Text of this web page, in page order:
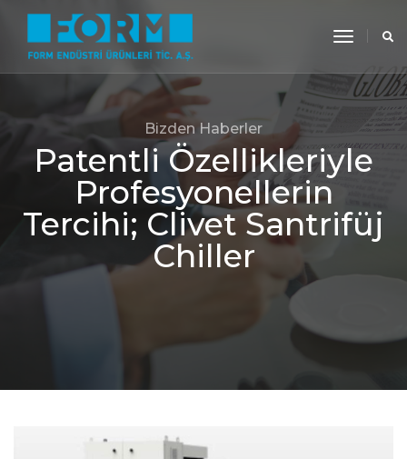
toggle
Bizden Haberler
Patentli Özellikleriyle
Profesyonellerin
Tercihi; Clivet Santrifüj
Chiller